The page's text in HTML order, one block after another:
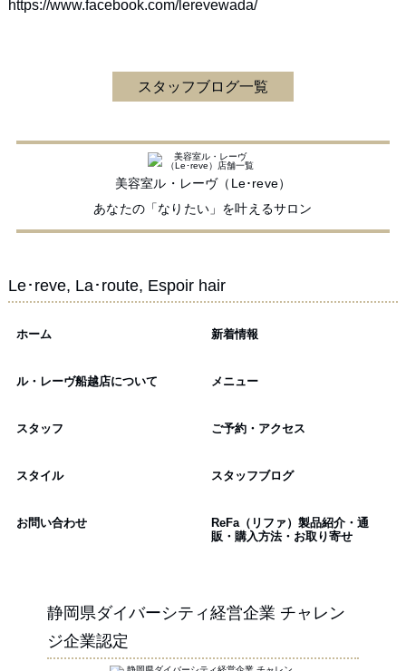
https://www.facebook.com/lerevewada/
スタッフブログ一覧
美容室ル・レーヴ（Le･reve）
あなたの「なりたい」を叶えるサロン
Le･reve, La･route, Espoir hair
ホーム 新着情報
ル・レーヴ船越店について メニュー
スタッフ ご予約・アクセス
スタイル スタッフブログ
お問い合わせ
ReFa（リファ）製品紹介・通
販・購入方法・お取り寄せ
静岡県ダイバーシティ経営企業 チャレン
ジ企業認定